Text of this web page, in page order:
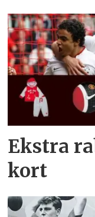
Ekstra
kort